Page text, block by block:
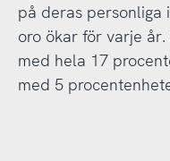
på deras personliga
oro ökar för varje
med hela 17
med 5